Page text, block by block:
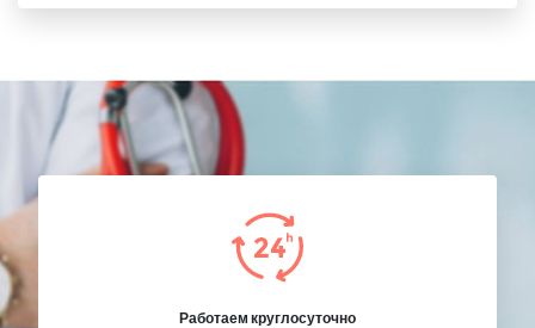
Работаем круглосуточно